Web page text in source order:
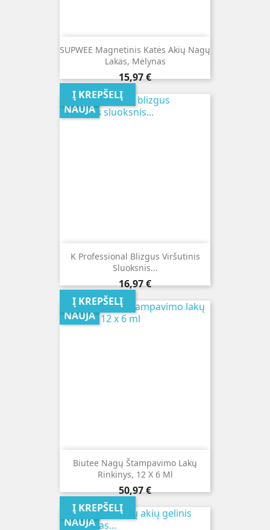
SUPWEE Magnetinis Katės Akių Nagų
Lakas, Mėlynas
Kaina
15,97 €
Į KREPŠELĮ
K Professional Blizgus Viršutinis
Sluoksnis...
Kaina
16,97 €
Į KREPŠELĮ
NAUJA
Biutee Nagų Štampavimo Lakų
Rinkinys, 12 X 6 Ml
Kaina
50,97 €
Į KREPŠELĮ
NAUJA
NAUJA